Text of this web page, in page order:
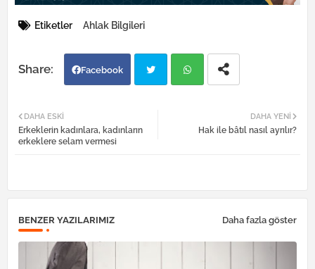
Etiketler Ahlak Bilgileri
Facebook
DAHA YENI
Hak ile bâtıl nasıl ayrılır?
DAHA ESKI
Erkeklerin kadınlara, kadınların
erkeklere selam vermesi
BENZER YAZILARIMIZ Daha fazla göster